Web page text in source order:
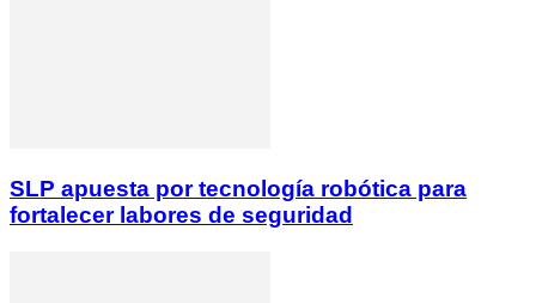
SLP apuesta por tecnología robótica para
fortalecer labores de seguridad